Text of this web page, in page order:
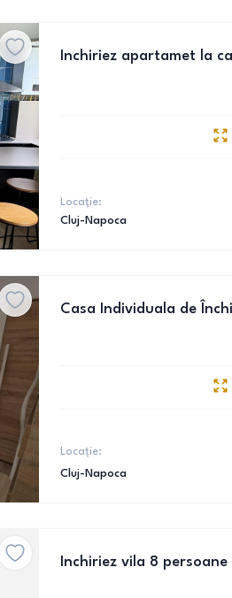
Inchiriez apartamet la
Locație:
Cluj-Napoca
Casa Individuala de
Locație:
Cluj-Napoca
Inchiriez vila 8 persoane